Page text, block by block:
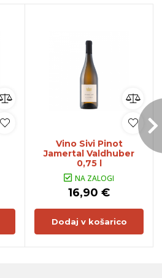
Vino Sivi Pinot
Jamertal Valdhuber
0,75 l
NA ZALOGI
16,90 €
Dodaj v košarico